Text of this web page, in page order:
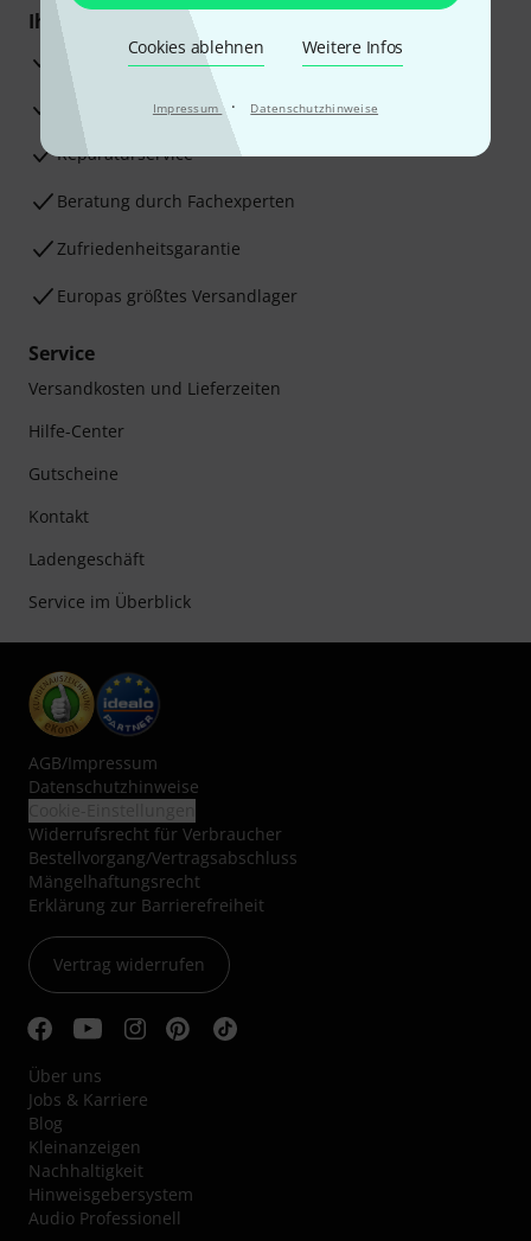
Cookies ablehnen Weitere Infos
Impressum · Datenschutzhinweise
Ihre Vorteile
3 Jahre Thomann Garantie
30 Tage Money-Back-Garantie
Reparaturservice
Beratung durch Fachexperten
Zufriedenheitsgarantie
Europas größtes Versandlager
Service
Versandkosten und Lieferzeiten
Hilfe-Center
Gutscheine
Kontakt
Ladengeschäft
Service im Überblick
AGB/Impressum
Datenschutzhinweise
Widerrufsrecht für Verbraucher
Bestellvorgang/Vertragsabschluss
Mängelhaftungsrecht
Erklärung zur Barrierefreiheit
Vertrag widerrufen
Über uns
Jobs & Karriere
Blog
Kleinanzeigen
Nachhaltigkeit
Hinweisgebersystem
Audio Professionell